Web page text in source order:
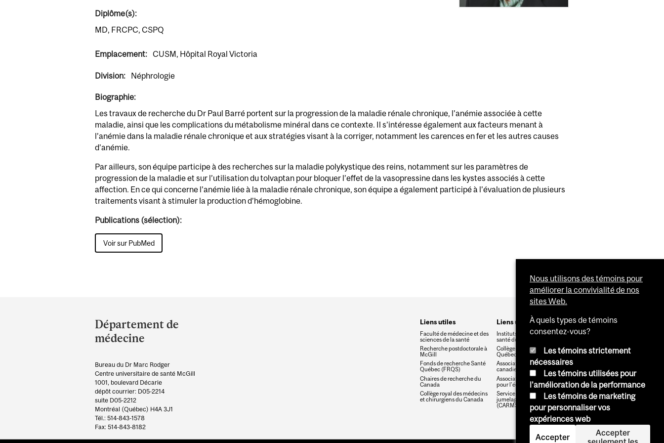
Diplôme(s):
MD, FRCPC, CSPQ
Emplacement: CUSM, Hôpital Royal Victoria
Division: Néphrologie
Biographie:
Les travaux de recherche du Dr Paul Barré portent sur la progression de la maladie rénale chronique, l’anémie associée à cette
maladie, ainsi que les complications du métabolisme minéral dans ce contexte. Il s’intéresse également aux facteurs menant à
l’anémie dans la maladie rénale chronique et aux stratégies visant à la corriger, notamment les carences en fer et les autres causes
d’anémie.
Par ailleurs, son équipe participe à des recherches sur la maladie polykystique des reins, notamment sur les paramètres de
progression de la maladie et sur l’utilisation du tolvaptan pour bloquer l’effet de la vasopressine dans les kystes associés à cette
affection. En ce qui concerne l’anémie liée à la maladie rénale chronique, son équipe a également participé à l’évaluation de plusieurs
traitements visant à stimuler la production d’hémoglobine.
Publications (sélection):
Voir sur PubMed
and
University
Département de
médecine
Bureau du Dr Marc Rodger
Centre universitaire de santé McGill
1001, boulevard Décarie
dépôt courrier: D05-2214
suite D05-2212
Montréal (Québec) H4A 3J1
Tél.: 514-843-1578
Fax: 514-843-8182
Liens utiles
Faculté de médecine et des
sciences de la santé
Recherche postdoctorale à
McGill
Fonds de recherche Santé
Québec (FRQS)
Chaires de recherche du
Canada
Collège royal des médecins
et chirurgiens du Canada
Liens utiles (suite)
Instituts de recherche en
santé du Canada
Collège des médecins du
Québec
Association médicale
canadienne
Association canadienne
pour l'éducation médicale
Service canadien de
jumelage des résidents
(CARMS)
Nous utilisons des témoins pour
améliorer la convivialité de nos
sites Web.
À quels types de témoins
consentez-vous?
Les témoins strictement
nécessaires
Les témoins utilisées pour
l'amélioration de la performance
Les témoins de marketing
pour personnaliser vos
expériences web
Accepter
Accepter